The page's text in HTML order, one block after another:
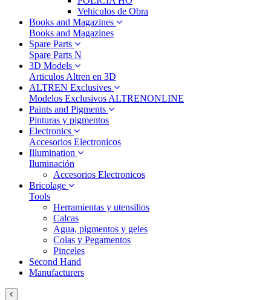
Vehiculos de Obra
Books and Magazines
Books and Magazines
Spare Parts
Spare Parts N
3D Models
Articulos Altren en 3D
ALTREN Exclusives
Modelos Exclusivos ALTRENONLINE
Paints and Pigments
Pinturas y pigmentos
Electronics
Accesorios Electronicos
Illumination
Iluminación
Accesorios Electronicos
Bricolage
Tools
Herramientas y utensilios
Calcas
Agua, pigmentos y geles
Colas y Pegamentos
Pinceles
Second Hand
Manufacturers